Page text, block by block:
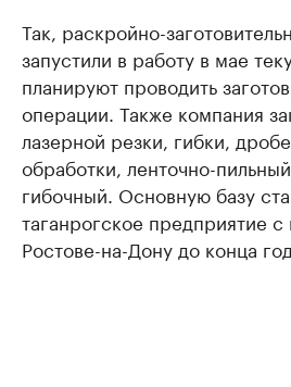
Так, раскройно-
запустили в работу в мае
планируют проводить
операции. Также компания
лазерной резки, гибки,
обработки, ленточно-
гибочный. Основную базу
таганрогское предприятие
Ростове-на-Дону до конца